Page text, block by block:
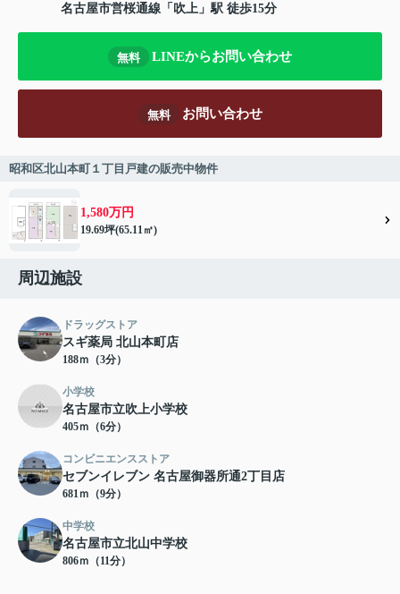
名古屋市営桜通線 「 吹上 」駅 徒歩15分
無料 LINEからお問い合わせ
無料 お問い合わせ
昭和区北山本町１丁目戸建の販売中物件
1,580万円
19.69坪(65.11㎡)
周辺施設
ドラッグストア
スギ薬局 北山本町店
188ｍ（3分）
小学校
名古屋市立吹上小学校
405ｍ（6分）
コンビニエンスストア
セブンイレブン 名古屋御器所通2丁目店
681ｍ（9分）
中学校
名古屋市立北山中学校
806ｍ（11分）